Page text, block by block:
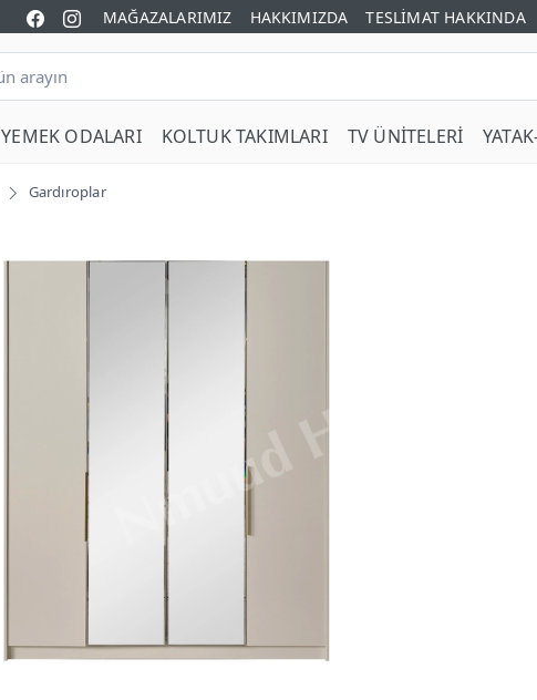
MAĞAZALARIMIZ HAKKIMIZDA TESLİMAT HAKKINDA
YEMEK ODALARI KOLTUK TAKIMLARI TV ÜNİTELERİ
Gardıroplar